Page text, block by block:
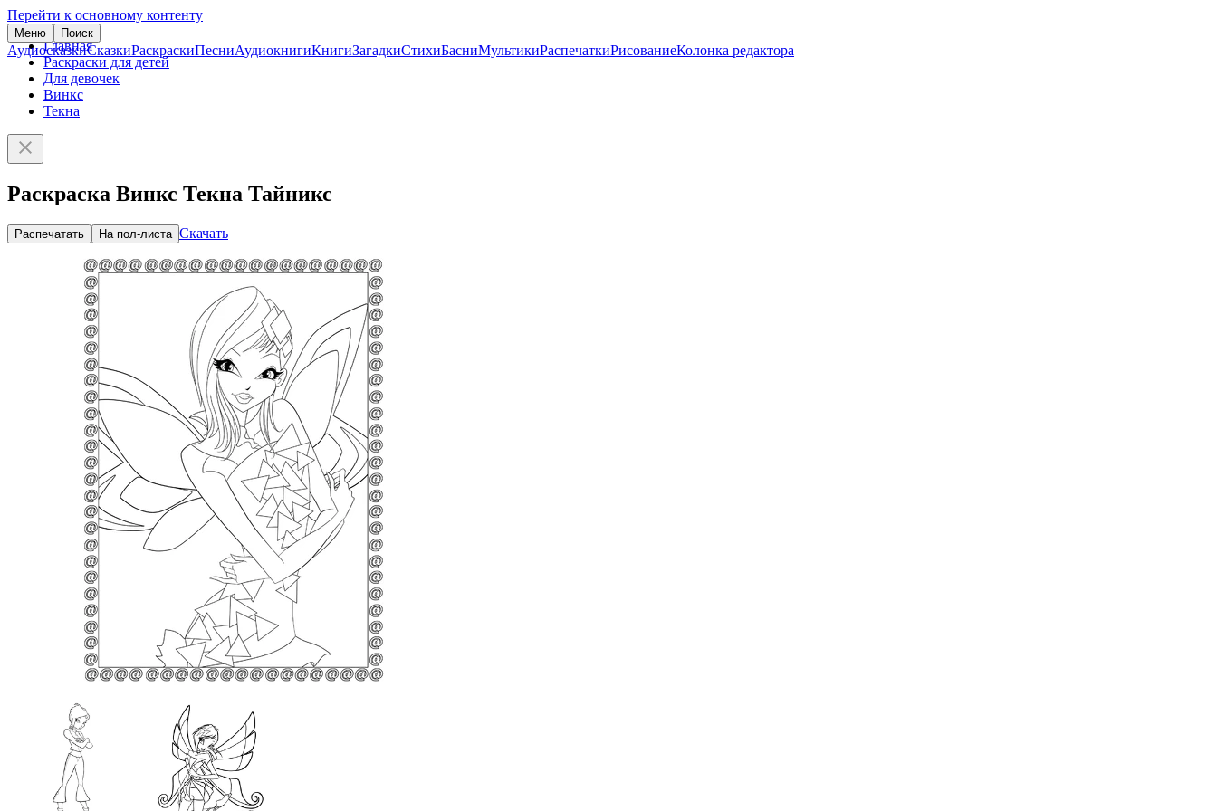
Перейти к основному контенту
Меню Поиск
АудиосказкиСказкиРаскраскиПесниАудиокнигиКнигиЗагадкиСтихиБасниМультикиРаспечаткиРисованиеКолонка редактора
Главная
Раскраски для детей
Для девочек
Винкс
Текна
Раскраска Винкс Текна Тайникс
Распечатать На пол-листа Скачать